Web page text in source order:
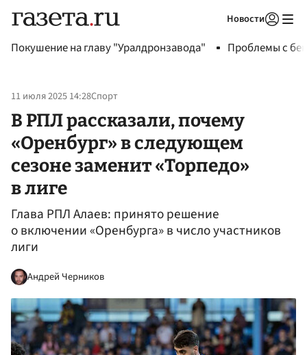
Новости
Покушение на главу "Уралдронзавода" Проблемы с
11 июля 2025 14:28Спорт
В РПЛ рассказали, почему
«Оренбург» в следующем
сезоне заменит «Торпедо»
в лиге
Глава РПЛ Алаев: принято решение
о включении «Оренбурга» в число участников
лиги
Андрей Черников